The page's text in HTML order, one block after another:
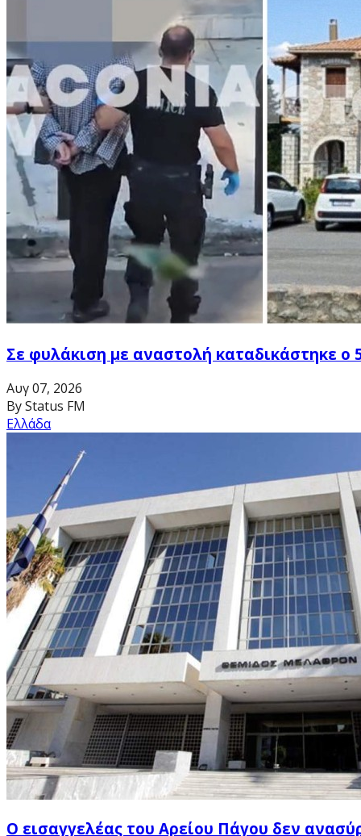
Σε φυλάκιση με αναστολή καταδικάστηκε ο
Αυγ 07, 2026
By Status FM
Ελλάδα
Ο εισαγγελέας του Αρείου Πάγου δεν